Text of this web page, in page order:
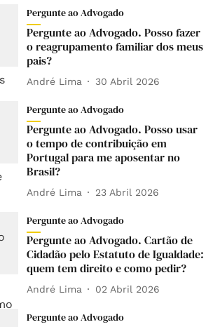
Pergunte ao Advogado
Pergunte ao Advogado. Posso fazer
o reagrupamento familiar dos meus
pais?
André Lima 30 Abril 2026
Pergunte ao Advogado
Pergunte ao Advogado. Posso usar
o tempo de contribuição em
Portugal para me aposentar no
Brasil?
André Lima 23 Abril 2026
Pergunte ao Advogado
Pergunte ao Advogado. Cartão de
Cidadão pelo Estatuto de Igualdade:
quem tem direito e como pedir?
André Lima 02 Abril 2026
Pergunte ao Advogado